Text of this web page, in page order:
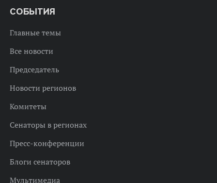
СОБЫТИЯ
Главные темы
Все новости
Председатель
Новости регионов
Комитеты
Сенаторы в регионах
Пресс-конференции
Блоги сенаторов
Мультимедиа